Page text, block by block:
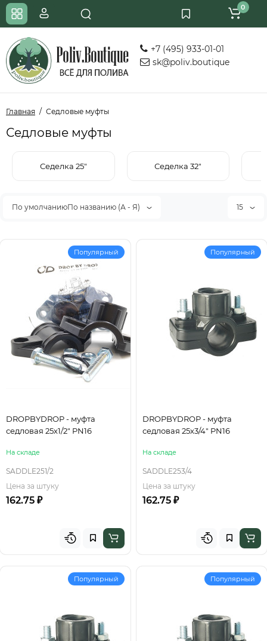
+7 (495) 933-01-01
sk@poliv.boutique
0
Главная Седловые муфты
Седловые муфты
Седелка 25" Седелка 32"
По умолчаниюПо названию (А - Я) 15
Популярный
DROPBYDROP - муфта
седловая 25х1/2" PN16
На складе
SADDLE251/2
Цена за штуку
162.75 ₽
Популярный
DROPBYDROP - муфта
седловая 25х3/4" PN16
На складе
SADDLE253/4
Цена за штуку
162.75 ₽
Популярный Популярный